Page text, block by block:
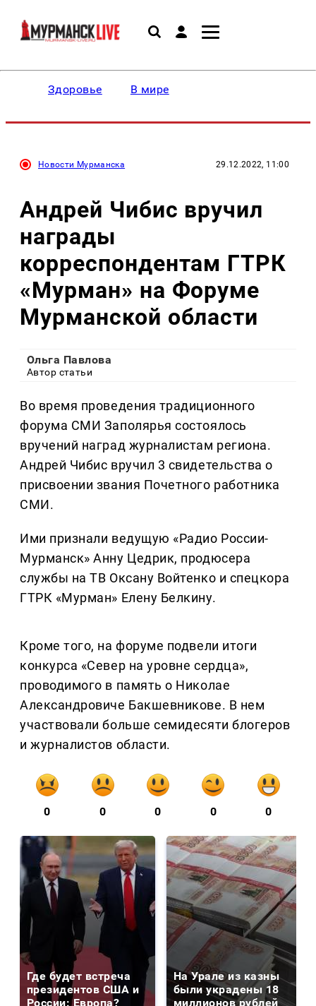
Здоровье В мире
Новости Мурманска 29.12.2022, 11:00
Андрей Чибис вручил
награды
корреспондентам ГТРК
«Мурман» на Форуме
Мурманской области
Ольга Павлова
Автор статьи
Во время проведения традиционного
форума СМИ Заполярья состоялось
вручений наград журналистам региона.
Андрей Чибис вручил 3 свидетельства о
присвоении звания Почетного работника
СМИ.
Ими признали ведущую «Радио России-
Мурманск» Анну Цедрик, продюсера
службы на ТВ Оксану Войтенко и спецкора
ГТРК «Мурман» Елену Белкину.
Кроме того, на форуме подвели итоги
конкурса «Север на уровне сердца»,
проводимого в память о Николае
Александровиче Бакшевникове. В нем
участвовали больше семидесяти блогеров
и журналистов области.
0 0 0 0 0
Где будет встреча
президентов США и
России: Европа?
На Урале из казны
были украдены 18
миллионов рублей